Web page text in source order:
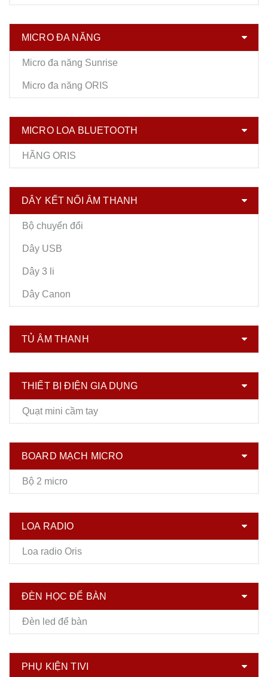
MICRO ĐA NĂNG
Micro đa năng Sunrise
Micro đa năng ORIS
MICRO LOA BLUETOOTH
HÃNG ORIS
DÂY KẾT NỐI ÂM THANH
Bộ chuyển đổi
Dây USB
Dây 3 li
Dây Canon
TỦ ÂM THANH
THIẾT BỊ ĐIỆN GIA DỤNG
Quạt mini cầm tay
BOARD MẠCH MICRO
Bộ 2 micro
LOA RADIO
Loa radio Oris
ĐÈN HỌC ĐỂ BÀN
Đèn led để bàn
PHỤ KIỆN TIVI